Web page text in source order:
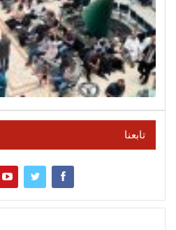
تابعنا